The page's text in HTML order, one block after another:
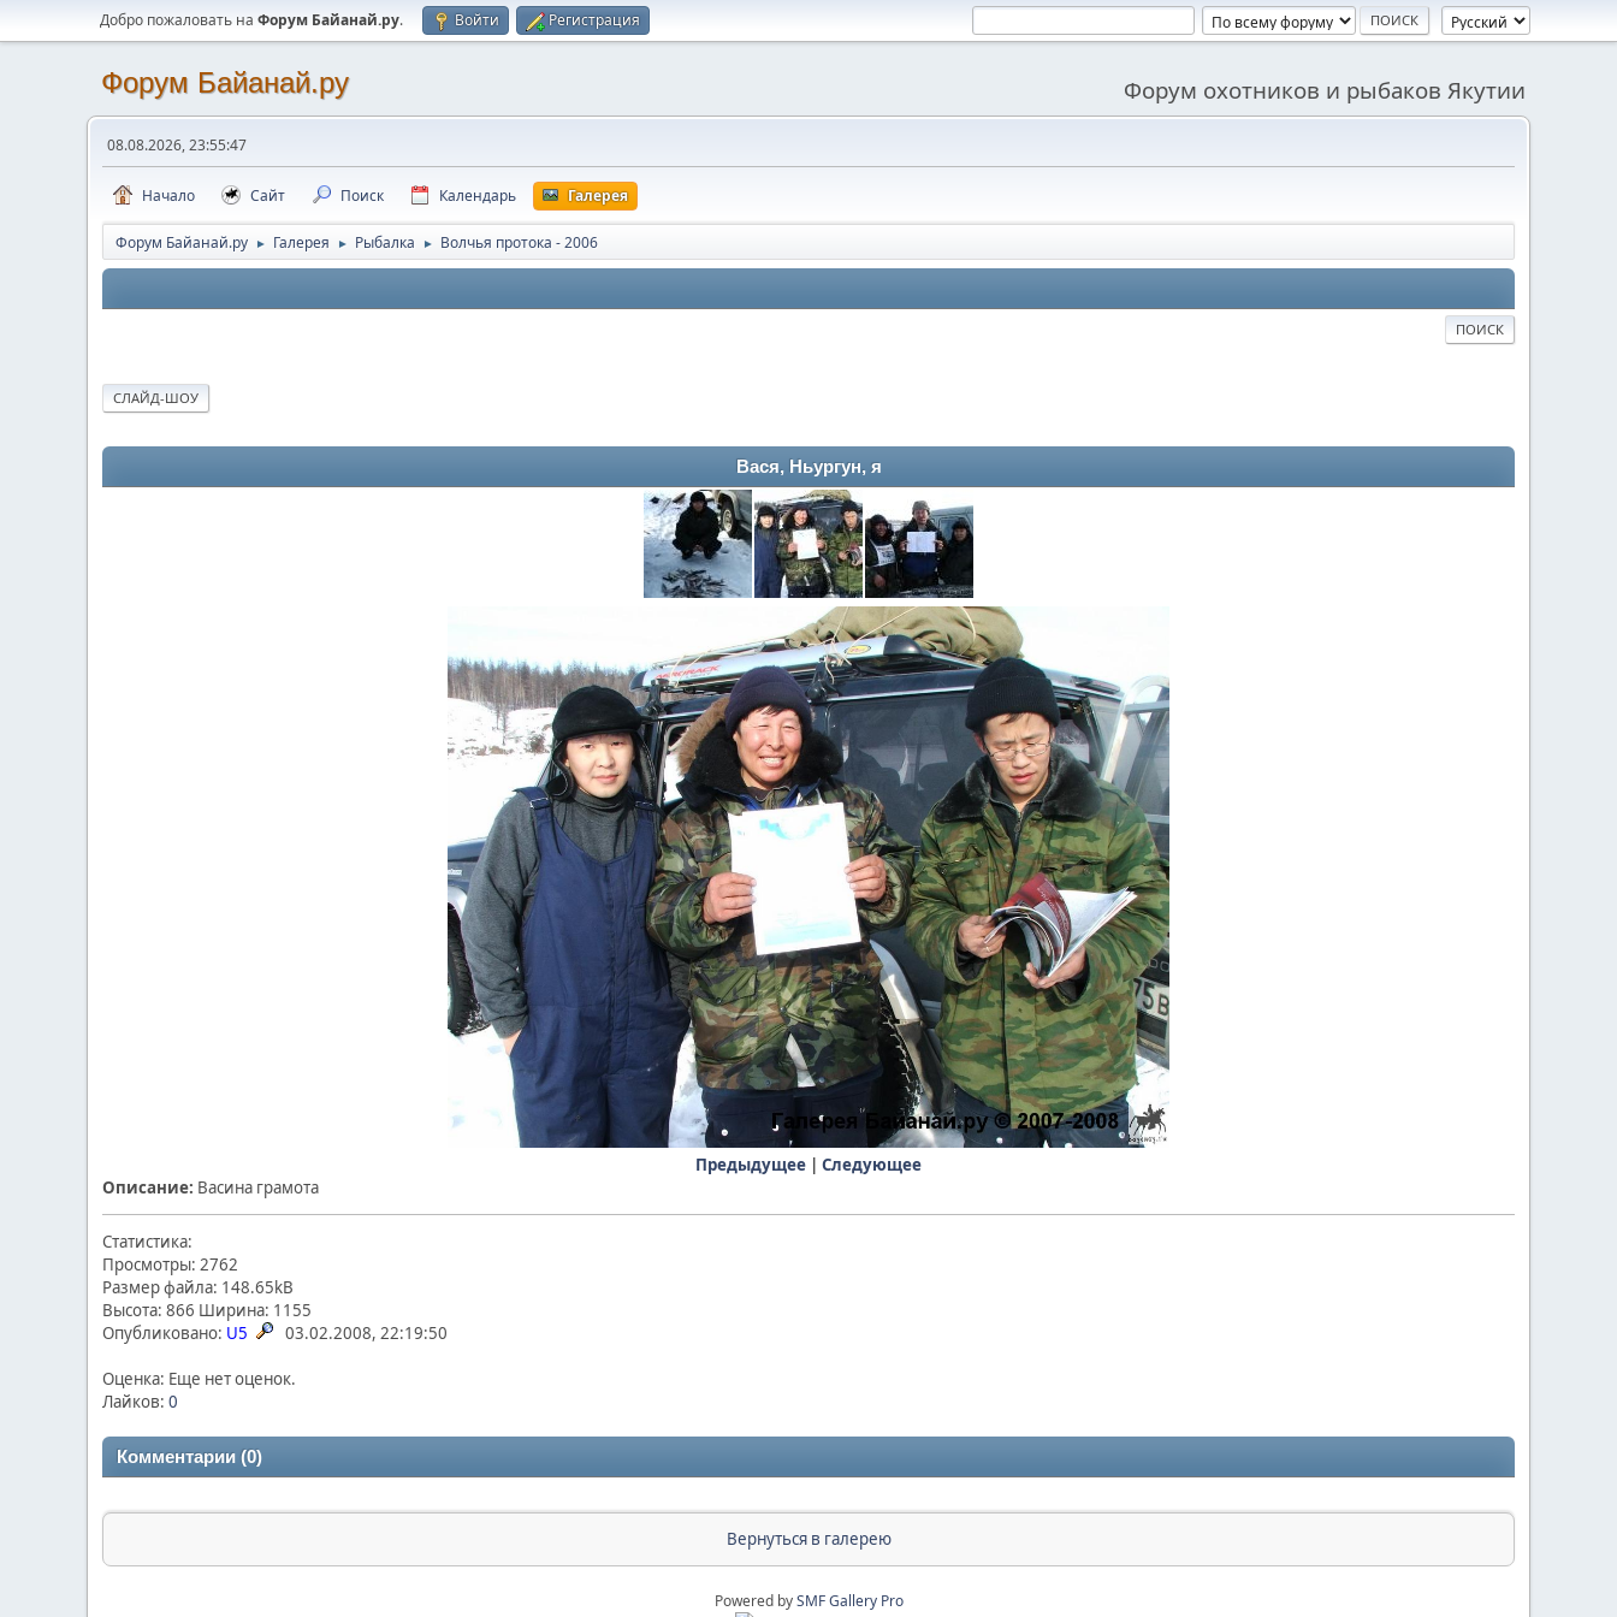
Добро пожаловать на Форум Байанай.ру. Войти Регистрация
Форум Байанай.ру Форум охотников и рыбаков Якутии
08.08.2026, 23:55:47
Начало Сайт Поиск Календарь Галерея
Форум Байанай.ру ► Галерея ► Рыбалка ► Волчья протока - 2006
ПОИСК
СЛАЙД-ШОУ
Вася, Ньургун, я
Предыдущее | Следующее
Описание: Васина грамота
Статистика:
Просмотры: 2762
Размер файла: 148.65kB
Высота: 866 Ширина: 1155
Опубликовано: U5 03.02.2008, 22:19:50
Оценка: Еще нет оценок.
Лайков: 0
Комментарии (0)
Вернуться в галерею
Powered bySMF Gallery Pro